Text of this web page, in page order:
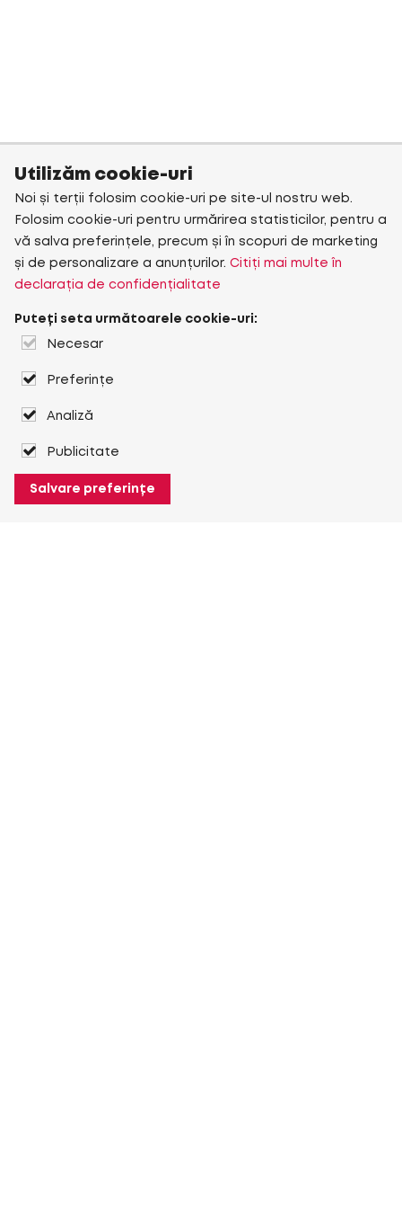
Utilizăm cookie-uri
Noi și terții folosim cookie-uri pe site-ul nostru web.
Folosim cookie-uri pentru urmărirea statisticilor, pentru a
vă salva preferințele, precum și în scopuri de marketing
și de personalizare a anunțurilor. Citiți mai multe în
declarația de confidențialitate
Puteți seta următoarele cookie-uri:
Necesar
Preferințe
Analiză
Publicitate
Salvare preferințe